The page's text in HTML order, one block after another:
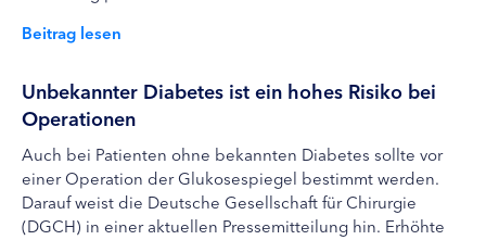
Beitrag lesen
Unbekannter Diabetes ist ein hohes Risiko bei
Operationen
Auch bei Patienten ohne bekannten Diabetes sollte vor
einer Operation der Glukosespiegel bestimmt werden.
Darauf weist die Deutsche Gesellschaft für Chirurgie
(DGCH) in einer aktuellen Pressemitteilung hin. Erhöhte